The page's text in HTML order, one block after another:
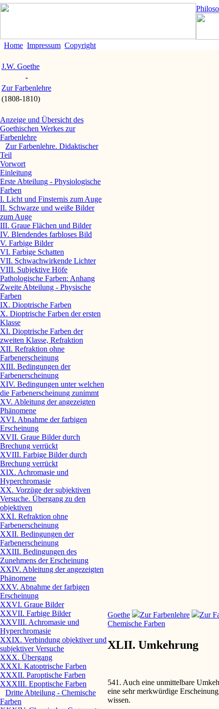
Home Impressum Copyright
J.W. Goethe
-
Zur Farbenlehre
(1808-1810)
Anzeige und Übersicht des
Goethischen Werkes zur
Farbenlehre
Zur Farbenlehre. Didaktischer
Teil
Vorwort
Einleitung
Erste Abteilung - Physiologische
Farben
I. Licht und Finsternis zum Auge
II. Schwarze und weiße Bilder
zum Auge
III. Graue Flächen und Bilder
IV. Blendendes farbloses Bild
V. Farbige Bilder
VI. Farbige Schatten
VII. Schwachwirkende Lichter
VIII. Subjektive Höfe
Pathologische Farben: Anhang
Zweite Abteilung - Physische
Farben
IX. Dioptrische Farben
X. Dioptrische Farben der ersten
Klasse
XI. Dioptrische Farben der
zweiten Klasse, Refraktion
XII. Refraktion ohne
Farbenerscheinung
XIII. Bedingungen der
Farbenerscheinung
XIV. Bedingungen unter welchen
die Farbenerscheinung zunimmt
XV. Ableitung der angezeigten
Phänomene
XVI. Abnahme der farbigen
Erscheinung
XVII. Graue Bilder durch
Brechung verrückt
XVIII. Farbige Bilder durch
Brechung verrückt
XIX. Achromasie und
Hyperchromasie
XX. Vorzüge der subjektiven
Versuche. Übergang zu den
objektiven
XXI. Refraktion ohne
Farbenerscheinung
XXII. Bedingungen der
Farbenerscheinung
XXIII. Bedingungen des
Zunehmens der Erscheinung
XXIV. Ableitung der angezeigten
Phänomene
XXV. Abnahme der farbigen
Erscheinung
XXVI. Graue Bilder
XXVII. Farbige Bilder
XXVIII. Achromasie und
Hyperchromasie
XXIX. Verbindung objektiver und
subjektiver Versuche
XXX. Übergang
XXXI. Katoptrische Farben
XXXII. Paroptische Farben
XXXIII. Epoptische Farben
Dritte Abteilung - Chemische
Farben
Goethe Zur Farbenlehre
Zur
Chemische Farben
XLII. Umkehrung
541. Auch eine unmittelbare
eine sehr merkwürdige
wissen.